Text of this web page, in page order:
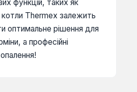
функцій, таких як
котли Thermex залежить
оптимальне рішення для
а професійні